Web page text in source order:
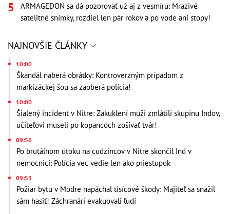
ARMAGEDON sa dá pozorovať už aj z vesmíru: Mrazivé
satelitné snímky, rozdiel len pár rokov a po vode ani stopy!
NAJNOVŠIE ČLÁNKY
10:00
Škandál naberá obrátky: Kontroverzným prípadom z
markizáckej šou sa zaoberá polícia!
10:00
Šialený incident v Nitre: Zakuklení muži zmlátili skupinu Indov,
učiteľovi museli po kopancoch zošívať tvár!
09:56
Po brutálnom útoku na cudzincov v Nitre skončil Ind v
nemocnici: Polícia vec vedie len ako priestupok
09:53
Požiar bytu v Modre napáchal tisícové škody: Majiteľ sa snažil
sám hasiť! Záchranári evakuovali ľudí